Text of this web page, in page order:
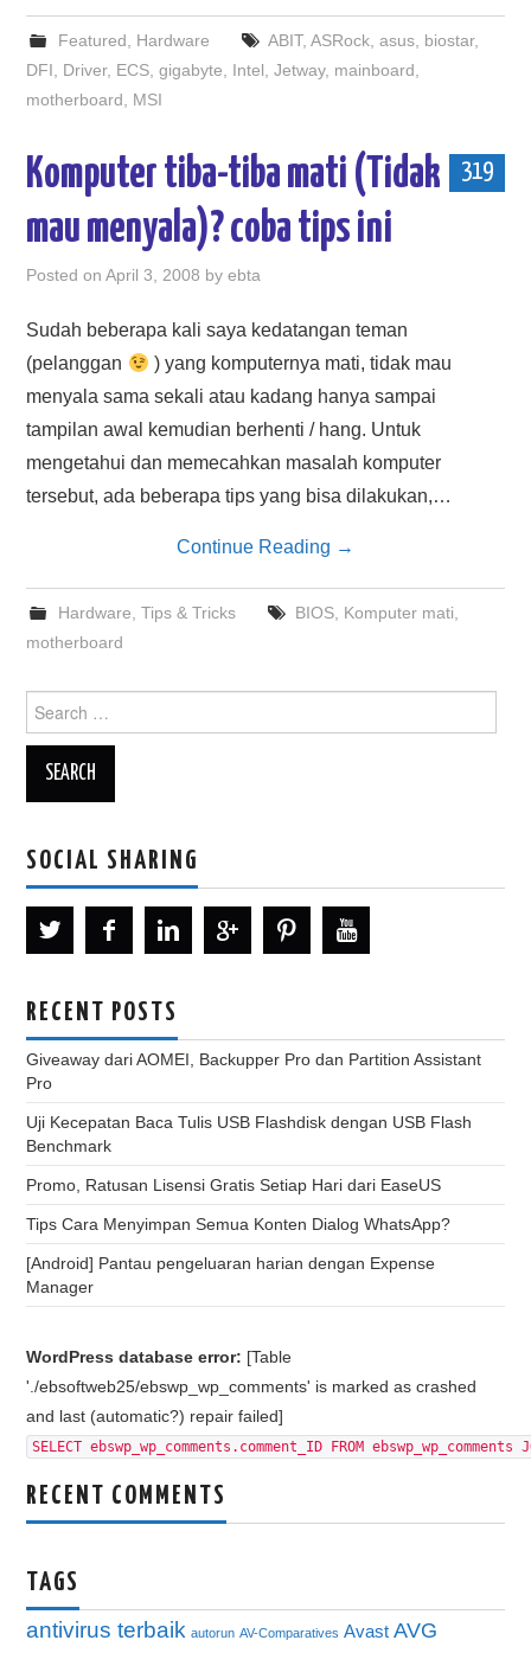
Featured Hardware ABIT, ASRock, asus, biostar,
DFI
Driver, ECS ,gigabyte Intel ,Jetway, mainboard
motherboard
MSI
319
Komputer tiba-tiba mati (Tidak
mau menyala)? coba tips ini
Posted onApril 3, 2008 byebta
Sudah beberapa kali saya kedatangan teman
(pelanggan
) yang komputernya mati, tidak mau
menyala sama sekali atau kadang hanya sampai
tampilan awal kemudian berhenti / hang. Untuk
mengetahui dan memecahkan masalah komputer
tersebut, ada beberapa tips yang bisa dilakukan,…
Continue Reading →
Hardware Tips & Tricks BIOS, Komputer mati
motherboard
for:
SOCIAL SHARING
RECENT POSTS
Giveaway dari AOMEI, Backupper Pro dan Partition Assistant
Pro
Uji Kecepatan Baca Tulis USB Flashdisk dengan USB Flash
Benchmark
Promo, Ratusan Lisensi Gratis Setiap Hari dari EaseUS
Tips Cara Menyimpan Semua Konten Dialog WhatsApp?
[Android] Pantau pengeluaran harian dengan Expense
Manager
WordPress database error: [Table
'./ebsoftweb25/ebswp_wp_comments' is marked as crashed
and last (automatic?) repair failed]
SELECT ebswp_wp_comments.comment_ID FROM
RECENT COMMENTS
TAGS
antivirus terbaik autorun AV-Comparatives Avast AVG